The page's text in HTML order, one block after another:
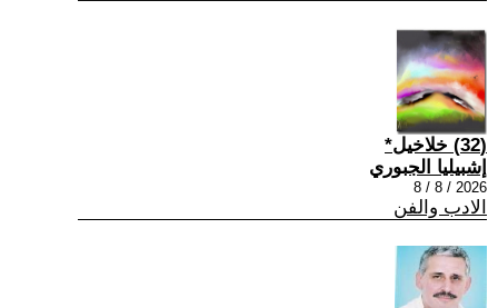
(32) خلاخيل*
إشبيليا الجبوري
2026 / 8 / 8
الادب والفن